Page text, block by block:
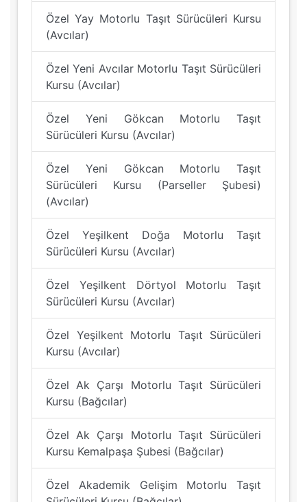
Özel Yay Motorlu Taşıt Sürücüleri Kursu
(Avcılar)
Özel Yeni Avcılar Motorlu Taşıt Sürücüleri
Kursu (Avcılar)
Özel Yeni Gökcan Motorlu Taşıt
Sürücüleri Kursu (Avcılar)
Özel Yeni Gökcan Motorlu Taşıt
Sürücüleri Kursu (Parseller Şubesi)
(Avcılar)
Özel Yeşilkent Doğa Motorlu Taşıt
Sürücüleri Kursu (Avcılar)
Özel Yeşilkent Dörtyol Motorlu Taşıt
Sürücüleri Kursu (Avcılar)
Özel Yeşilkent Motorlu Taşıt Sürücüleri
Kursu (Avcılar)
Özel Ak Çarşı Motorlu Taşıt Sürücüleri
Kursu (Bağcılar)
Özel Ak Çarşı Motorlu Taşıt Sürücüleri
Kursu Kemalpaşa Şubesi (Bağcılar)
Özel Akademik Gelişim Motorlu Taşıt